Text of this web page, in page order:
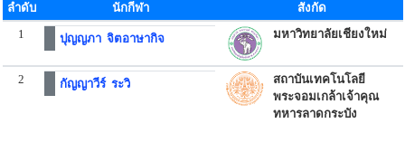
ลำดับ นักกีฬา
สังกัด
1
ปุญญภา จิตอาษากิจ มหาวิทยาลัยเชียงใหม่
2 กัญญาวีร์ ระวิ
สถาบันเทคโนโลยี
พระจอมเกล้าเจ้าคุณ
ทหารลาดกระบัง